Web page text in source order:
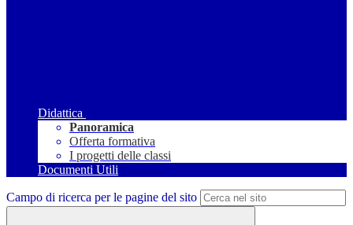
Didattica
Panoramica
Offerta formativa
I progetti delle classi
Documenti Utili
Campo di ricerca per le pagine del sito